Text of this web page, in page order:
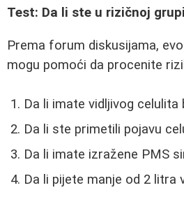
Test: Da li ste u rizičnoj
Prema forum diskusijama,
mogu pomoći da procenite
Da li imate vidljivog
Da li ste primetili pojavu
Da li imate izražene PMS
Da li pijete manje od 2 litra